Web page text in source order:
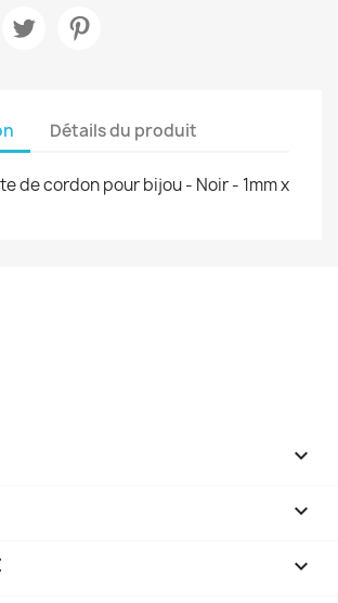
Détails du produit
de cordon pour bijou - Noir - 1mm x


